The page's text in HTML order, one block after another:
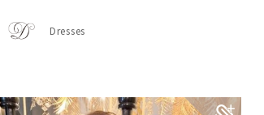
Dresses